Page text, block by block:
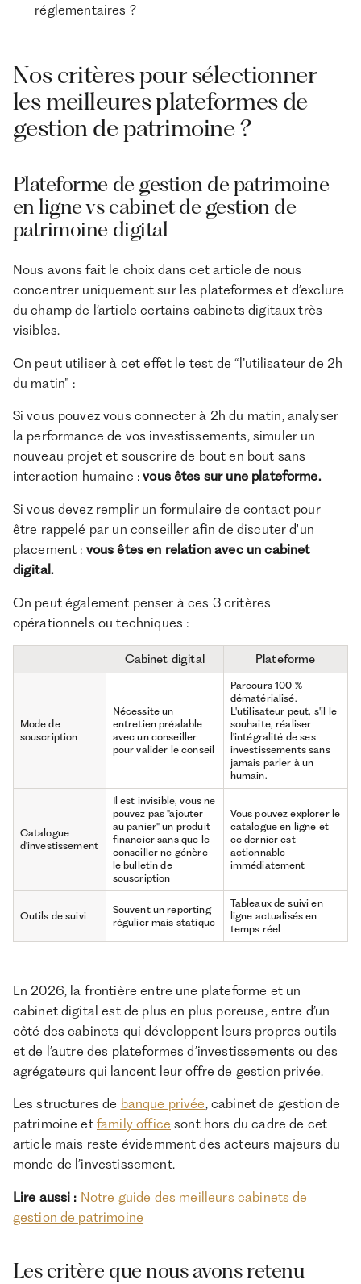
réglementaires ?
Nos critères pour sélectionner
les meilleures plateformes de
gestion de patrimoine ?
Plateforme de gestion de patrimoine
en ligne vs cabinet de gestion de
patrimoine digital
Nous avons fait le choix dans cet article de nous
concentrer uniquement sur les plateformes et d’exclure
du champ de l’article certains cabinets digitaux très
visibles.
On peut utiliser à cet effet le test de “l’utilisateur de 2h
du matin” :
Si vous pouvez vous connecter à 2h du matin, analyser
la performance de vos investissements, simuler un
nouveau projet et souscrire de bout en bout sans
interaction humaine :vous êtes sur une plateforme.
Si vous devez remplir un formulaire de contact pour
être rappelé par un conseiller afin de discuter d'un
placement : vous êtes en relation avec un cabinet
digital.
On peut également penser à ces 3 critères
opérationnels ou techniques :
Cabinet digital Plateforme
Mode de
souscription
Nécessite un
entretien préalable
avec un conseiller
pour valider le conseil
Parcours 100 %
dématérialisé.
L'utilisateur peut, s'il le
souhaite, réaliser
l'intégralité de ses
investissements sans
jamais parler à un
humain.
Catalogue
d'investissement
Il est invisible, vous ne
pouvez pas "ajouter
au panier" un produit
financier sans que le
conseiller ne génère
le bulletin de
souscription
Vous pouvez explorer le
catalogue en ligne et
ce dernier est
actionnable
immédiatement
Outils de suivi
Souvent un reporting
régulier mais statique
Tableaux de suivi en
ligne actualisés en
temps réel
En 2026, la frontière entre une plateforme et un
cabinet digital est de plus en plus poreuse, entre d’un
côté des cabinets qui développent leurs propres outils
et de l’autre des plateformes d’investissements ou des
agrégateurs qui lancent leur offre de gestion privée.
Les structures de banque privée, cabinet de gestion de
patrimoine et family office sont hors du cadre de cet
article mais reste évidemment des acteurs majeurs du
monde de l’investissement.
Lire aussi : Notre guide des meilleurs cabinets de
gestion de patrimoine
Les critère que nous avons retenu